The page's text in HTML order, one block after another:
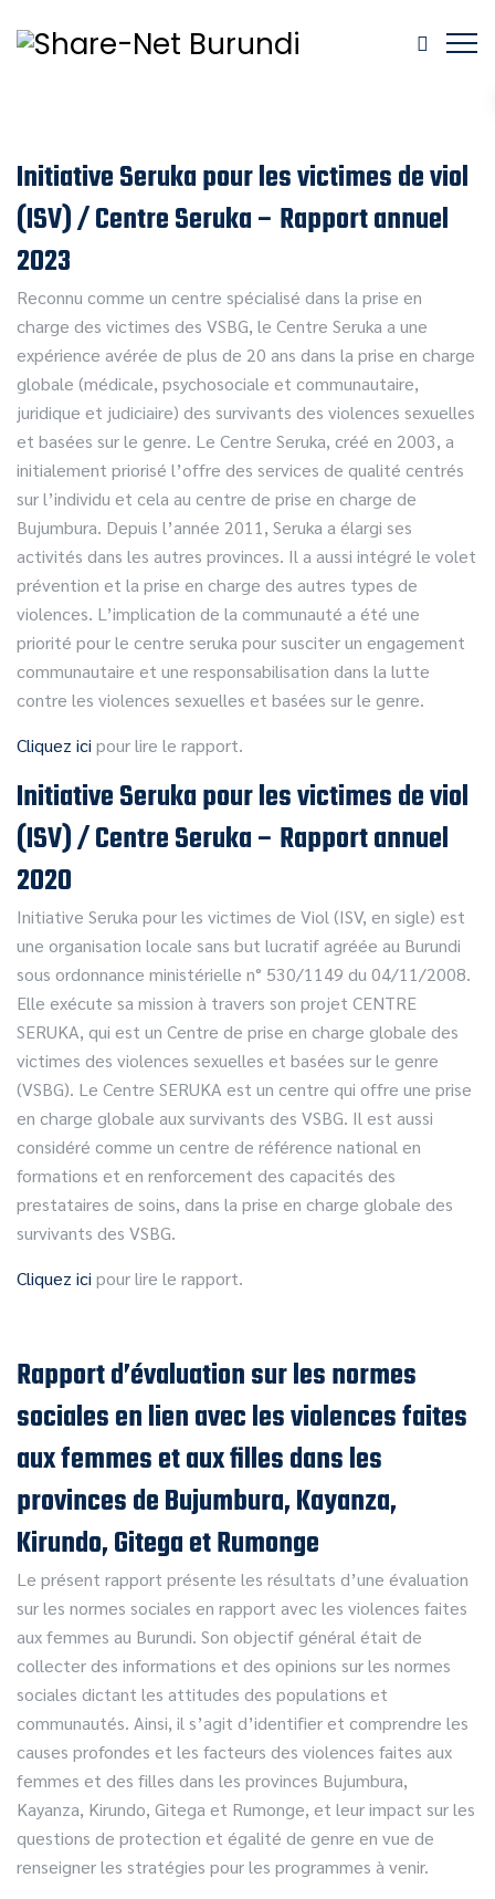
Initiative Seruka pour les victimes de viol
(ISV) / Centre Seruka – Rapport annuel
2023
Reconnu comme un centre spécialisé dans la prise en
charge des victimes des VSBG, le Centre Seruka a une
expérience avérée de plus de 20 ans dans la prise en charge
globale (médicale, psychosociale et communautaire,
juridique et judiciaire) des survivants des violences sexuelles
et basées sur le genre. Le Centre Seruka, créé en 2003, a
initialement priorisé l’offre des services de qualité centrés
sur l’individu et cela au centre de prise en charge de
Bujumbura. Depuis l’année 2011, Seruka a élargi ses
activités dans les autres provinces. Il a aussi intégré le volet
prévention et la prise en charge des autres types de
violences. L’implication de la communauté a été une
priorité pour le centre seruka pour susciter un engagement
communautaire et une responsabilisation dans la lutte
contre les violences sexuelles et basées sur le genre.
Cliquez ici pour lire le rapport.
Initiative Seruka pour les victimes de viol
(ISV) / Centre Seruka – Rapport annuel
2020
Initiative Seruka pour les victimes de Viol (ISV, en sigle) est
une organisation locale sans but lucratif agréée au Burundi
sous ordonnance ministérielle n° 530/1149 du 04/11/2008.
Elle exécute sa mission à travers son projet CENTRE
SERUKA, qui est un Centre de prise en charge globale des
victimes des violences sexuelles et basées sur le genre
(VSBG). Le Centre SERUKA est un centre qui offre une prise
en charge globale aux survivants des VSBG. Il est aussi
considéré comme un centre de référence national en
formations et en renforcement des capacités des
prestataires de soins, dans la prise en charge globale des
survivants des VSBG.
Cliquez ici pour lire le rapport.
Rapport d’évaluation sur les normes
sociales en lien avec les violences faites
aux femmes et aux filles dans les
provinces de Bujumbura, Kayanza,
Kirundo, Gitega et Rumonge
Le présent rapport présente les résultats d’une évaluation
sur les normes sociales en rapport avec les violences faites
aux femmes au Burundi. Son objectif général était de
collecter des informations et des opinions sur les normes
sociales dictant les attitudes des populations et
communautés. Ainsi, il s’agit d’identifier et comprendre les
causes profondes et les facteurs des violences faites aux
femmes et des filles dans les provinces Bujumbura,
Kayanza, Kirundo, Gitega et Rumonge, et leur impact sur les
questions de protection et égalité de genre en vue de
renseigner les stratégies pour les programmes à venir.